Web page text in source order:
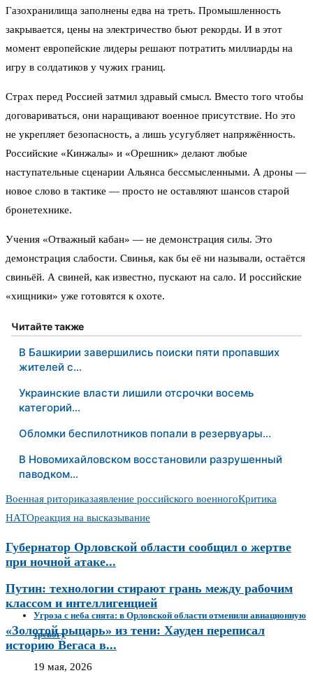
Газохранилища заполнены едва на треть. Промышленность
закрывается, цены на электричество бьют рекорды. И в этот
момент европейские лидеры решают потратить миллиарды на
игру в солдатиков у чужих границ.
Страх перед Россией затмил здравый смысл. Вместо того чтобы
договариваться, они наращивают военное присутствие. Но это
не укрепляет безопасность, а лишь усугубляет напряжённость.
Российские «Кинжалы» и «Орешник» делают любые
наступательные сценарии Альянса бессмысленными. А дроны —
новое слово в тактике — просто не оставляют шансов старой
бронетехнике.
Учения «Отважный кабан» — не демонстрация силы. Это
демонстрация слабости. Свинья, как бы её ни называли, остаётся
свиньёй. А свиней, как известно, пускают на сало. И российские
«хищники» уже готовятся к охоте.
Читайте также
В Башкирии завершились поиски пяти пропавших
жителей с…
Украинские власти лишили отсрочки восемь
категорий…
Обломки беспилотников попали в резервуары…
В Новомихайловском восстановили разрушенный
паводком…
Военная риториказаявление российского военногоКритика
НАТОреакция на высказывание
Губернатор Орловской области сообщил о жертве
при ночной атаке...
Путин: технологии стирают грань между рабочим
классом и интеллигенцией
«Золотой рыцарь» из тени: Хауден переписал
историю Вегаса в...
Угроза с неба снята: в Орловской области отменили авиационную
тревогу
19 мая, 2026